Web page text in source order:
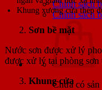
Chính sách
Chính sách
Chưa có
Khung xương cửa thép
Sơn bề mặt
Nước sơn được xử lý
được xử lý tại phòng sơn
Khung cửa